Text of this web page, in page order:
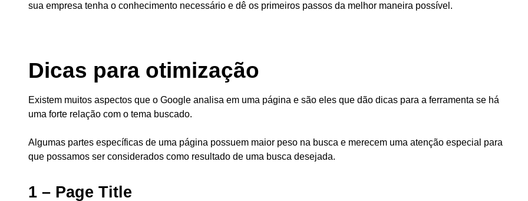
sua empresa tenha o conhecimento necessário e dê os primeiros passos da melhor maneira possível.
Dicas para otimização
Existem muitos aspectos que o Google analisa em uma página e são eles que dão dicas para a ferramenta se há
uma forte relação com o tema buscado.
Algumas partes específicas de uma página possuem maior peso na busca e merecem uma atenção especial para
que possamos ser considerados como resultado de uma busca desejada.
1 – Page Title